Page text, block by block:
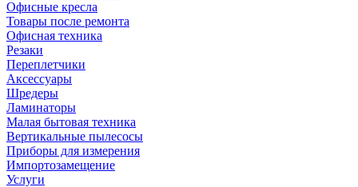
Офисные кресла
Товары после ремонта
Офисная техника
Резаки
Переплетчики
Аксессуары
Шредеры
Ламинаторы
Малая бытовая техника
Вертикальные пылесосы
Приборы для измерения
Импортозамещение
Услуги